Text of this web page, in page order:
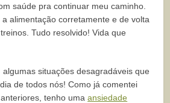
saúde pra continuar meu caminho.
alimentação corretamente e de volta
Tudo resolvido! Vida que
situações desagradáveis que
de todos nós! Como já comentei
tenho umaansiedade